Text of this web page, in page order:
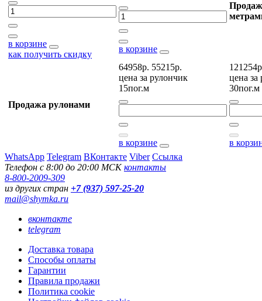
в корзине
как получить скидку
в корзине
Продажа рулонами
64958р. 55215р.
цена за рулончик
15пог.м
в корзине
цена за
30пог.м
в
WhatsApp Telegram ВКонтакте Viber Ссылка
Телефон с 8:00 до 20:00 МСКконтакты
8-800-2009-309
из других стран +7 (937) 597-25-20
mail@shymka.ru
вконтакте
telegram
Доставка товара
Способы оплаты
Гарантии
Правила продажи
Политика cookie